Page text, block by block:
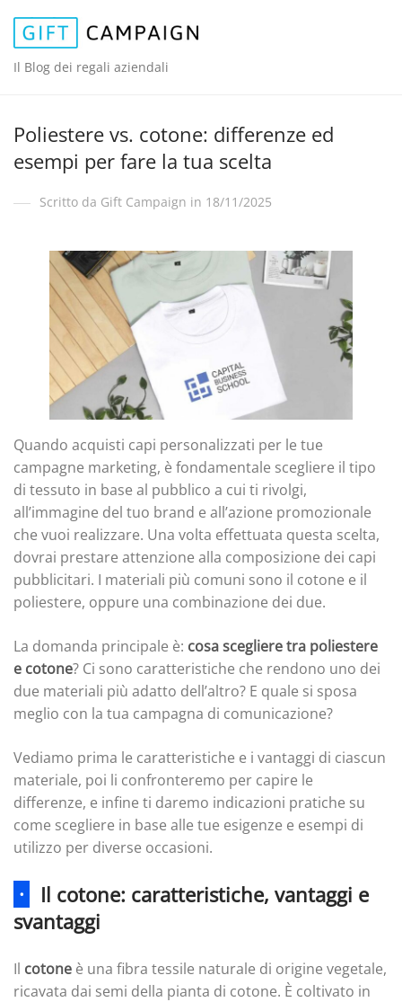
Il Blog dei regali aziendali
Poliestere vs. cotone: differenze ed
esempi per fare la tua scelta
Scritto da Gift Campaign in 18/11/2025
Quando acquisti capi personalizzati per le tue
campagne marketing, è fondamentale scegliere il tipo
di tessuto in base al pubblico a cui ti rivolgi,
all’immagine del tuo brand e all’azione promozionale
che vuoi realizzare. Una volta effettuata questa scelta,
dovrai prestare attenzione alla composizione dei capi
pubblicitari. I materiali più comuni sono il cotone e il
poliestere, oppure una combinazione dei due.
La domanda principale è: cosa scegliere tra poliestere
e cotone? Ci sono caratteristiche che rendono uno dei
due materiali più adatto dell’altro? E quale si sposa
meglio con la tua campagna di comunicazione?
Vediamo prima le caratteristiche e i vantaggi di ciascun
materiale, poi li confronteremo per capire le
differenze, e infine ti daremo indicazioni pratiche su
come scegliere in base alle tue esigenze e esempi di
utilizzo per diverse occasioni.
·
Il cotone: caratteristiche, vantaggi e
svantaggi
Il cotone è una fibra tessile naturale di origine vegetale,
ricavata dai semi della pianta di cotone. È coltivato in